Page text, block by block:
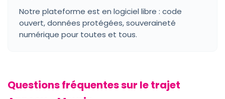
Notre plateforme est en logiciel libre : code
ouvert, données protégées, souveraineté
numérique pour toutes et tous.
Questions fréquentes sur le trajet